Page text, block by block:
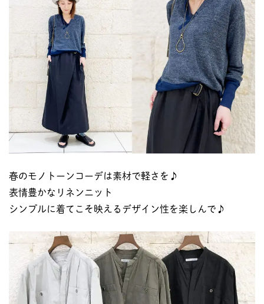
春のモノトーンコーデは素材で軽さを♪
表情豊かなリネンニット
シンプルに着てこそ映えるデザイン性を楽しんで♪